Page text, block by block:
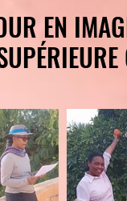
EN
EN